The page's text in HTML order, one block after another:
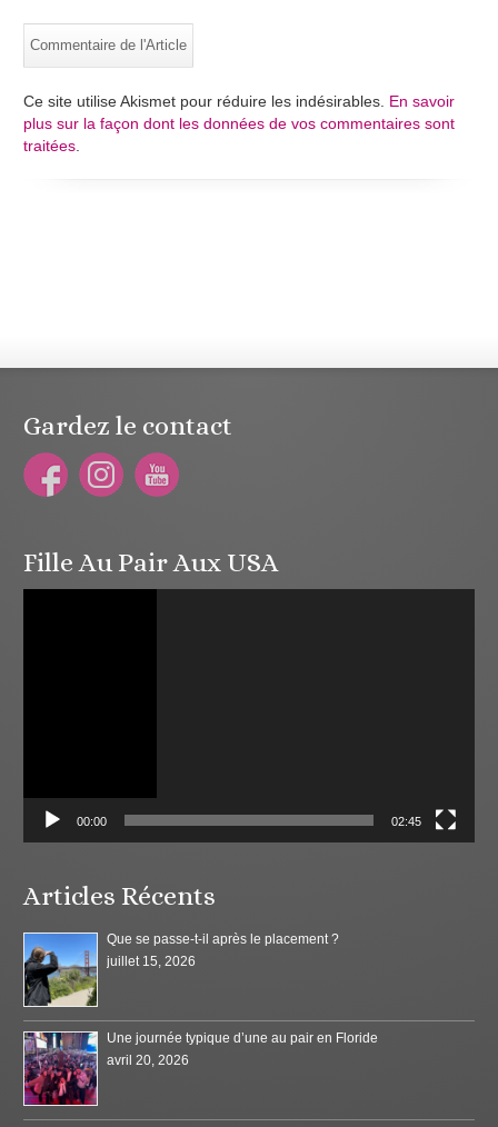
Ce site utilise Akismet pour réduire les indésirables. En savoir
plus sur la façon dont les données de vos commentaires sont
traitées
Gardez le contact
Fille Au Pair Aux USA
00:00 02:45
Articles Récents
Que se passe-t-il après le placement ?
juillet 15, 2026
Une journée typique d’une au pair en Floride
avril 20, 2026